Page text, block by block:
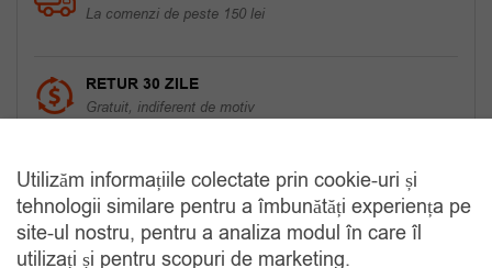
La comenzi de peste 150 lei
RETUR 30 ZILE
Gratuit, indiferent de motiv
COMANDA TELEFONIC
Tel. 0770420114
Utilizăm informațiile colectate prin cookie-uri și
tehnologii similare pentru a îmbunătăți experiența pe
site-ul nostru, pentru a analiza modul în care îl
utilizați și pentru scopuri de marketing.